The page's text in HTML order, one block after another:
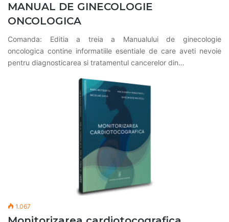
MANUAL DE GINECOLOGIE
ONCOLOGICA
Comanda: Editia a treia a Manualului de ginecologie
oncologica contine informatiile esentiale de care aveti nevoie
pentru diagnosticarea si tratamentul cancerelor din…
1.067